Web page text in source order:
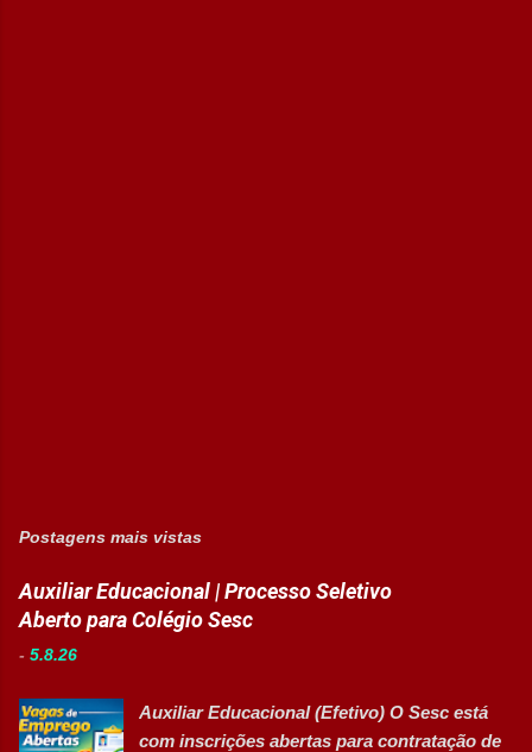
Postagens mais vistas
Auxiliar Educacional | Processo Seletivo
Aberto para Colégio Sesc
- 5.8.26
Auxiliar Educacional (Efetivo) O Sesc está
com inscrições abertas para contratação de